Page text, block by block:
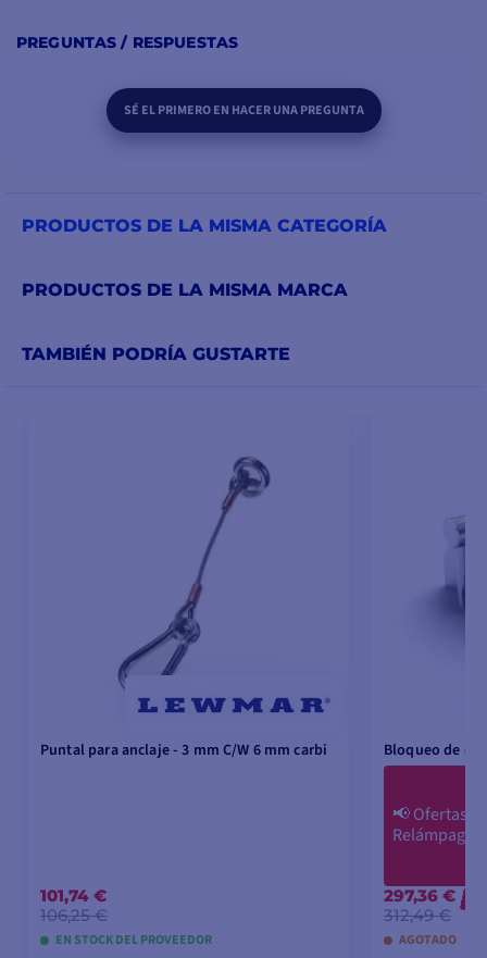
PREGUNTAS / RESPUESTAS
SÉ EL PRIMERO EN HACER UNA PREGUNTA
PRODUCTOS DE LA MISMA CATEGORÍA
PRODUCTOS DE LA MISMA MARCA
TAMBIÉN PODRÍA GUSTARTE
Puntal para anclaje - 3 mm C/W 6 mm carbi
101,74 €
106,25 €
EN STOCK DEL PROVEEDOR
Bloqueo de
📢Ofertas
Relámpago
297,36 €
312,49 €
AGOTADO